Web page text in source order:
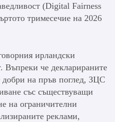
(Digital Fairness
тримесечие на 2026
ирландски
че декларираните
добри на пръв поглед, ЗЦС
със съществуващи
на ограничителни
реклами,